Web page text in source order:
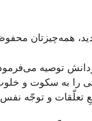
همه‌چیزتان
توصیه می‌فرمود
را به سکوت و
تعلّقات و توجّه